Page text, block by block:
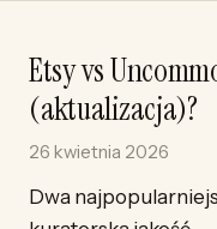
Etsy vs
(aktualizacja)?
26 kwietnia 2026
Dwa